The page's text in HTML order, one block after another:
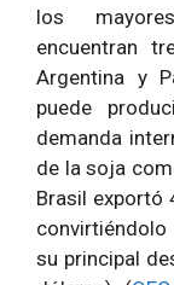
los
encuentran
Argentina y
puede
demanda
de la soja
Brasil exportó
su principal